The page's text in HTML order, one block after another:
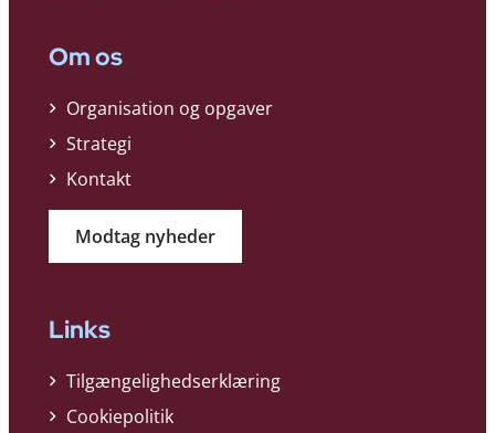
Om os
Organisation og opgaver
Strategi
Kontakt
Modtag nyheder
Links
Tilgængelighedserklæring
Cookiepolitik